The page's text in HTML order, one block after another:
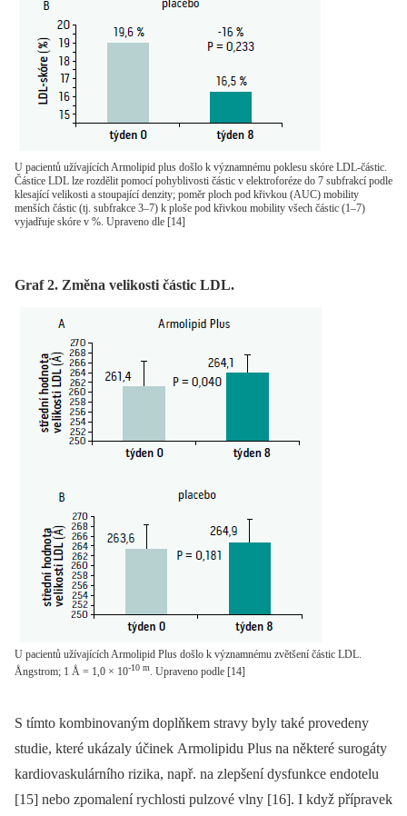
U pacientů užívajících Armolipid plus došlo k významnému poklesu skóre LDL-částic.
Částice LDL lze rozdělit pomocí pohyblivosti částic v elektroforéze do 7 subfrakcí podle
klesající velikosti a stoupající denzity; poměr ploch pod křivkou (AUC) mobility
menších částic (tj. subfrakce 3–7) k ploše pod křivkou mobility všech částic (1–7)
vyjadřuje skóre v %. Upraveno dle [14]
Graf 2. Změna velikosti částic LDL.
U pacientů užívajících Armolipid Plus došlo k významnému zvětšení částic LDL.
Ångstrom; 1 Å = 1,0 × 10-10 m. Upraveno podle [14]
S tímto kombinovaným doplňkem stravy byly také provedeny
studie, které ukázaly účinek Armolipidu Plus na některé surogáty
kardiovaskulárního rizika, např. na zlepšení dysfunkce endotelu
[15] nebo zpomalení rychlosti pulzové vlny [16]. I když přípravek